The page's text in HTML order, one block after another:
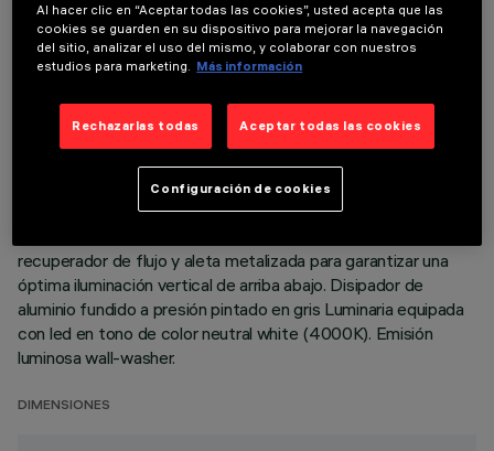
DATOS TÉCNICOS
DESCRIPCIÓN
Luminaria circular fija para usar con lámpara LED de
tecnología C.o.B. Versión con marco para instalación en
recuperador de flujo y aleta metalizada para garantizar una
óptima iluminación vertical de arriba abajo. Disipador de
aluminio fundido a presión pintado en gris Luminaria equipada
con led en tono de color neutral white (4000K). Emisión
luminosa wall-washer.
DIMENSIONES
Al hacer clic en “Aceptar todas las cookies”, usted acepta que las
cookies se guarden en su dispositivo para mejorar la navegación
del sitio, analizar el uso del mismo, y colaborar con nuestros
estudios para marketing. Más información
Rechazarlas todas Aceptar todas las cookies
Configuración de cookies